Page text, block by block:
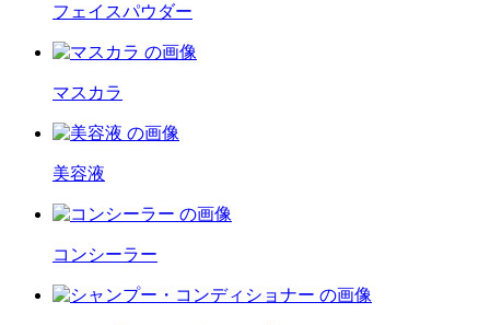
フェイスパウダー
マスカラ
美容液
コンシーラー